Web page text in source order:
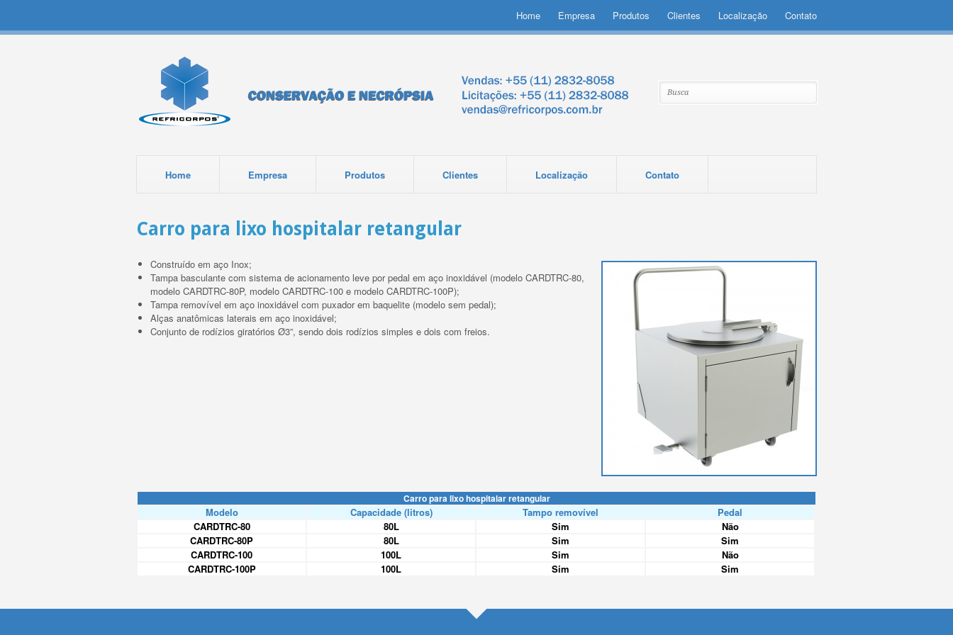
Home Empresa Produtos Clientes Localização Contato
Home Empresa Produtos Clientes Localização Contato
Carro para lixo hospitalar retangular
Construído em aço Inox;
Tampa basculante com sistema de acionamento leve por pedal em aço inoxidável (modelo CARDTRC-80,
modelo CARDTRC-80P, modelo CARDTRC-100 e modelo CARDTRC-100P);
Tampa removível em aço inoxidável com puxador em baquelite (modelo sem pedal);
Alças anatômicas laterais em aço inoxidável;
Conjunto de rodízios giratórios Ø3”, sendo dois rodízios simples e dois com freios.
Carro para lixo hospitalar retangular
Modelo Capacidade (litros) Tampo removível
Pedal
CARDTRC-80
80L Sim
Não
CARDTRC-80P
80L Sim
Sim
CARDTRC-100
100L Sim
Não
CARDTRC-100P
100L Sim Sim